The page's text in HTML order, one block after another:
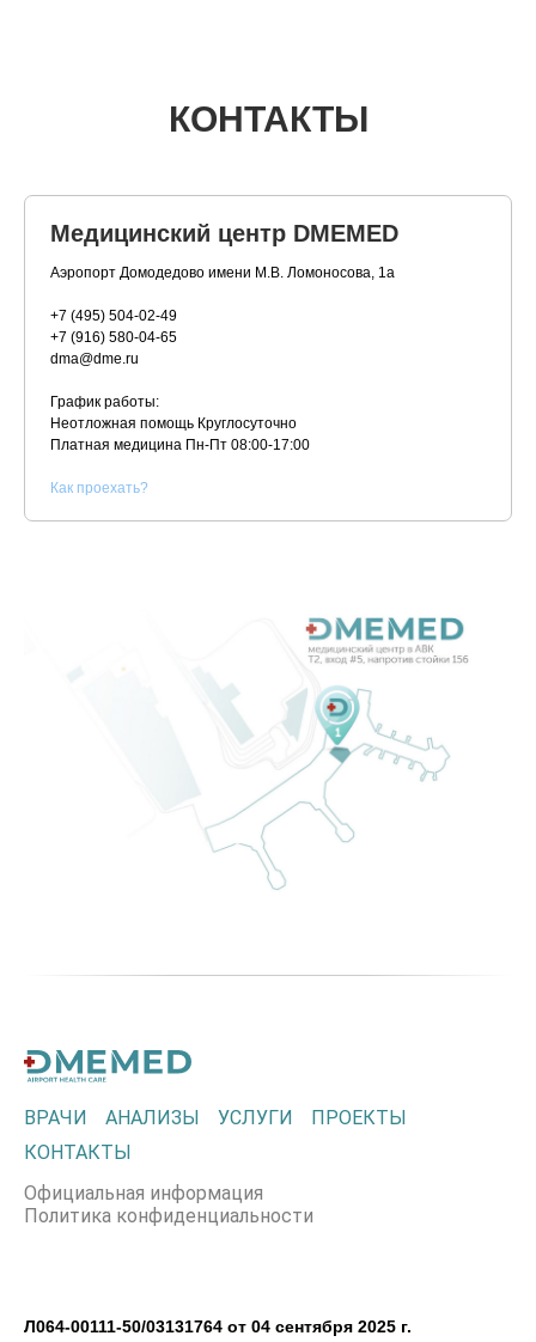
КОНТАКТЫ
Медицинский центр DMEMED
Аэропорт Домодедово имени М.В. Ломоносова, 1а
+7 (495) 504-02-49
+7 (916) 580-04-65
dma@dme.ru
График работы:
Неотложная помощь Круглосуточно
Платная медицина Пн-Пт 08:00-17:00
Как проехать?
ВРАЧИ АНАЛИЗЫ УСЛУГИ
ПРОЕКТЫ
КОНТАКТЫ
Официальная информация
Политика конфиденциальности
Л064-00111-50/03131764 от 04 сентября 2025 г.